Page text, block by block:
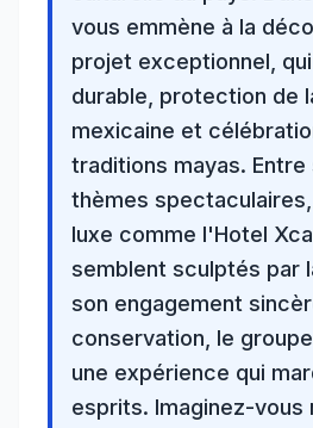
vous emmène à la
projet exceptionnel,
durable, protection de
mexicaine et
traditions mayas.
thèmes
luxe comme l'Hotel
semblent sculptés par
son engagement
conservation, le
une expérience qui
esprits. Imaginez-vous